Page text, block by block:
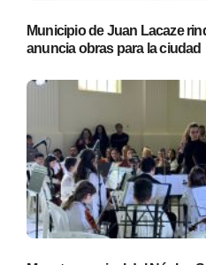
Municipio de Juan Lacaze
anuncia obras para la ciudad